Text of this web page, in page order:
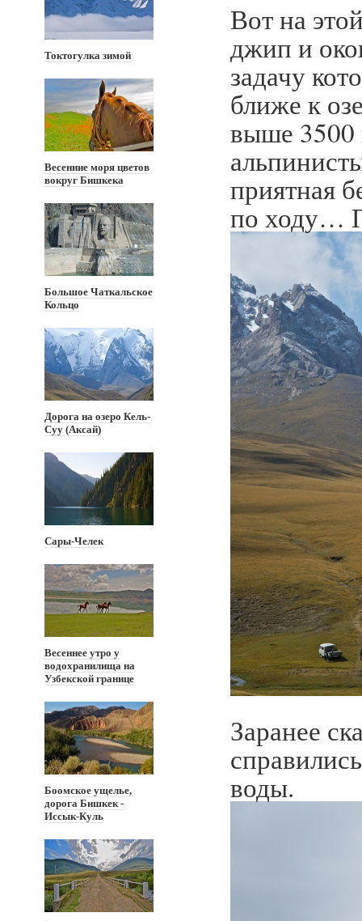
Токтогулка зимой
Весенние моря цветов
вокруг Бишкека
Большое Чаткальское
Кольцо
Дорога на озеро Кель-
Суу (Аксай)
Сары-Челек
Весеннее утро у
водохранилища на
Узбекской границе
Боомское ущелье,
дорога Бишкек -
Иссык-Куль
Вот на
джип и
задачу
ближе к
выше 3500
приятная
по ходу…
Заранее
воды.